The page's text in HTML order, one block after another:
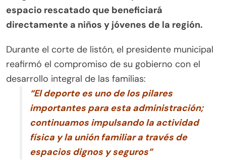
espacio rescatado que beneficiará
directamente a niños y jóvenes de la región.
Durante el corte de listón, el presidente municipal
reafirmó el compromiso de su gobierno con el
desarrollo integral de las familias:
“El deporte es uno de los pilares
importantes para esta administración;
continuamos impulsando la actividad
física y la unión familiar a través de
espacios dignos y seguros”